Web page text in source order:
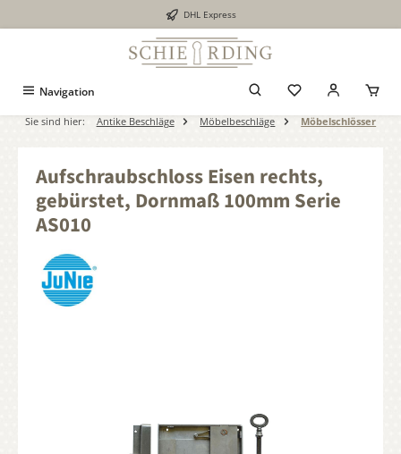
DHL Express
Navigation
Sie sind hier: Antike Beschläge Möbelbeschläge Möbelschlösser
Aufschraubschloss Eisen rechts,
gebürstet, Dornmaß 100mm Serie
AS010